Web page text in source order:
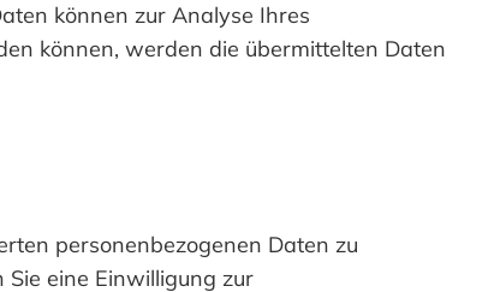
können zur Analyse Ihres
können, werden die übermittelten Daten
personenbezogenen Daten zu
eine Einwilligung zur